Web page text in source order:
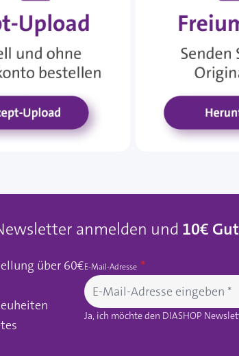
anmelden und 10€
über 60€E-Mail-Adresse
Ja, ich möchte den DIASHOP